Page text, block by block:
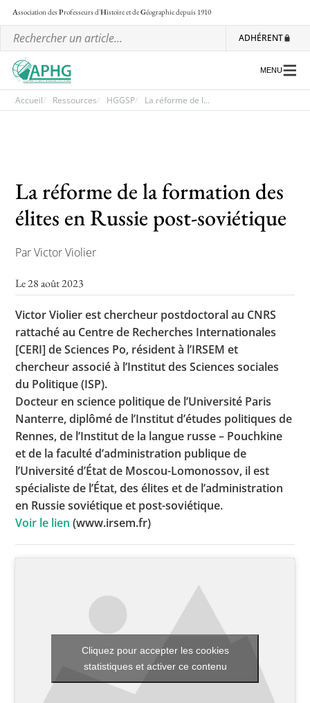
Association desProfesseurs d'Histoire et deGéographiedepuis 1910
ADHÉRENT
Les ateliers nationaux
Communiqués et motions
Lettre d’information de l’APHG
Toutes les actualités
Les rendez-vous de l’APHG
Concours de recrutement
Concours scolaires
Conférences, tables rondes
Critique d’ouvrages publiés
Culture
MENU
Accueil Ressources HGGSP La réforme de l...
La réforme de la formation des
élites en Russie post-soviétique
Par Victor Violier
Le 28 août 2023
Victor Violier est chercheur postdoctoral au CNRS
rattaché au Centre de Recherches Internationales
[CERI] de Sciences Po, résident à l’IRSEM et
chercheur associé à l’Institut des Sciences sociales
du Politique (ISP).
Docteur en science politique de l’Université Paris
Nanterre, diplômé de l’Institut d’études politiques de
Rennes, de l’Institut de la langue russe – Pouchkine
et de la faculté d’administration publique de
l’Université d’État de Moscou-Lomonossov, il est
spécialiste de l’État, des élites et de l’administration
en Russie soviétique et post-soviétique.
Voir le lien (www.irsem.fr)
Cliquez pour accepter les cookies
statistiques et activer ce contenu